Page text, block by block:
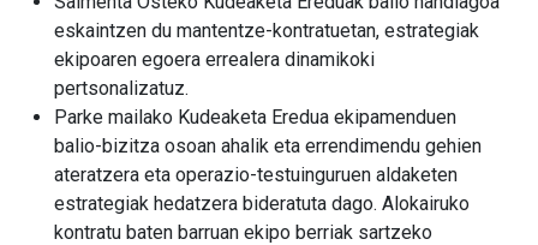
eskaintzen du mantentze-kontratuetan, estrategiak
ekipoaren egoera errealera dinamikoki
pertsonalizatuz.
Parke mailako Kudeaketa Eredua ekipamenduen
balio-bizitza osoan ahalik eta errendimendu gehien
ateratzera eta operazio-testuinguruen aldaketen
estrategiak hedatzera bideratuta dago. Alokairuko
kontratu baten barruan ekipo berriak sartzeko